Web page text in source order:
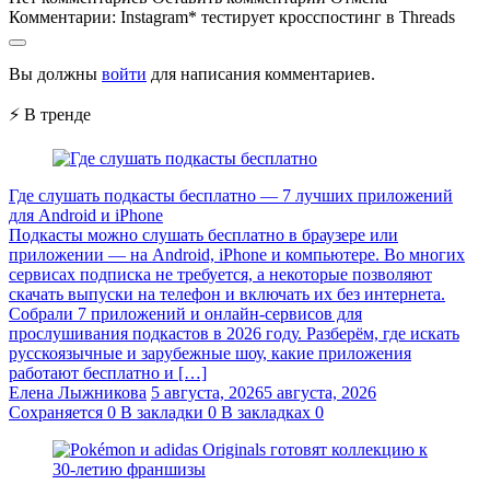
Комментарии: Instagram* тестирует кросспостинг в Threads
Вы должны войти для написания комментариев.
⚡ В тренде
Где слушать подкасты бесплатно — 7 лучших приложений
для Android и iPhone
Подкасты можно слушать бесплатно в браузере или
приложении — на Android, iPhone и компьютере. Во многих
сервисах подписка не требуется, а некоторые позволяют
скачать выпуски на телефон и включать их без интернета.
Собрали 7 приложений и онлайн-сервисов для
прослушивания подкастов в 2026 году. Разберём, где искать
русскоязычные и зарубежные шоу, какие приложения
работают бесплатно и […]
Елена Лыжникова 5 августа, 20265 августа, 2026
Сохраняется 0 В закладки 0 В закладках 0